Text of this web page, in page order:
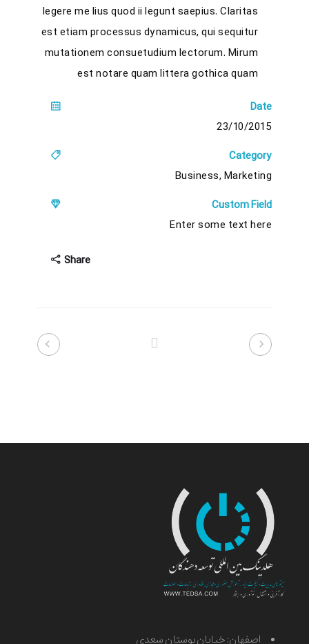
legere me lius quod ii legunt saepius. Claritas
est etiam processus dynamicus, qui sequitur
mutationem consuetudium lectorum. Mirum
est notare quam littera gothica quam
Date
23/10/2015
Category
Business, Marketing
Custom Field
Enter some text here
Share
اصفهان: خیابان بوستان سعدی